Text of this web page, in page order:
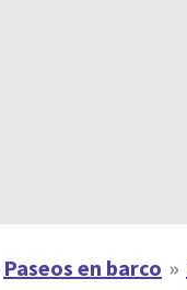
Paseos en barco